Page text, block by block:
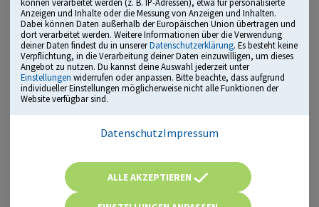
Anzeigen und Inhalte oder die Messung von Anzeigen und Inhalten.
Dabei können Daten außerhalb der Europäischen Union übertragen und
dort verarbeitet werden. Weitere Informationen über die Verwendung
deiner Daten findest du in unsererDatenschutzerklärung. Es besteht keine
Verpflichtung, in die Verarbeitung deiner Daten einzuwilligen, um dieses
Angebot zu nutzen. Du kannst deine Auswahl jederzeit unter
Einstellungen widerrufen oder anpassen. Bitte beachte, dass aufgrund
individueller Einstellungen möglicherweise nicht alle Funktionen der
Website verfügbar sind.
DatenschutzImpressum
ALLE AKZEPTIEREN
Einstellung zu kriminellem Verhalten
Rechtsstaat stehen, Straftaten ablehnen und
professioneller Umgang sehr wichtig – ohne Vorurteile,
dafür mit klarer Haltung gegen Kriminalität.